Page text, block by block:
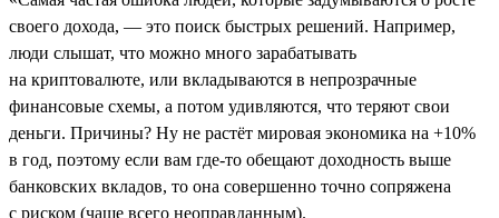
своего дохода, — это поиск быстрых решений. Например,
люди слышат, что можно много зарабатывать
на криптовалюте, или вкладываются в непрозрачные
финансовые схемы, а потом удивляются, что теряют свои
деньги. Причины? Ну не растёт мировая экономика на +10%
в год, поэтому если вам где-то обещают доходность выше
банковских вкладов, то она совершенно точно сопряжена
с риском (чаще всего неоправданным).